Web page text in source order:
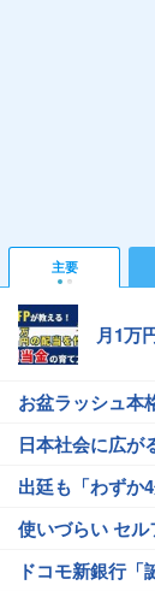
主要
月1万
お盆ラッシュ本
日本社会に広が
出廷も「わずか
使いづらい セ
ドコモ新銀行「